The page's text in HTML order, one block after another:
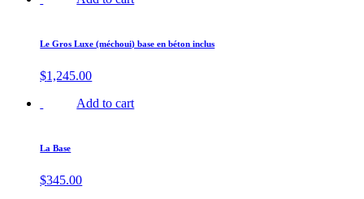
Le Gros Luxe (méchoui) base en béton inclus
$1,245.00
Add to cart
La Base
$345.00